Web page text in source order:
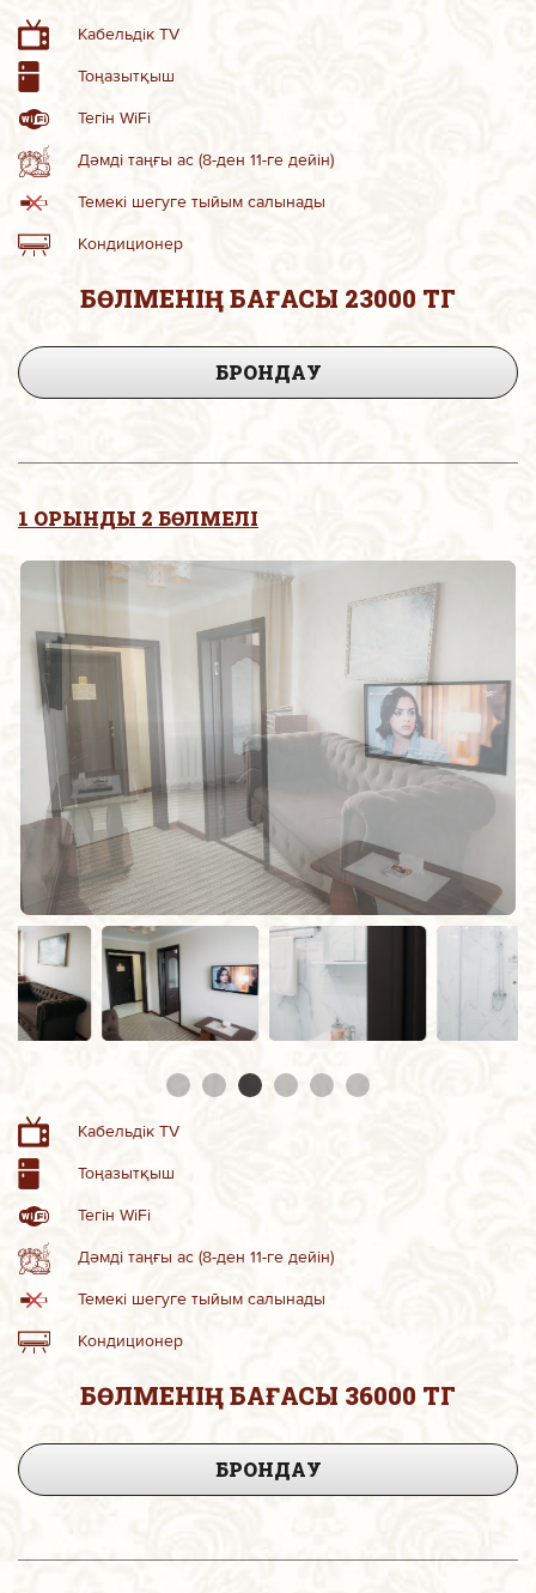
Кабельдік TV
Тоңазытқыш
Тегін WiFi
Дәмді таңғы ас (8-ден 11-ге дейін)
Темекі шегуге тыйым салынады
Кондиционер
БӨЛМЕНІҢ БАҒАСЫ 23000 ТГ
БРОНДАУ
1 ОРЫНДЫ 2 БӨЛМЕЛІ
Кабельдік TV
Тоңазытқыш
Тегін WiFi
Дәмді таңғы ас (8-ден 11-ге дейін)
Темекі шегуге тыйым салынады
Кондиционер
БӨЛМЕНІҢ БАҒАСЫ 36000 ТГ
БРОНДАУ